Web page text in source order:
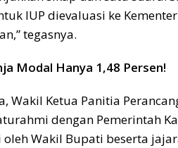
IUP dievaluasi ke
tegasnya.
Modal Hanya 1,48 Persen!
Wakil Ketua Panitia
dengan Pemerintah
Wakil Bupati beserta